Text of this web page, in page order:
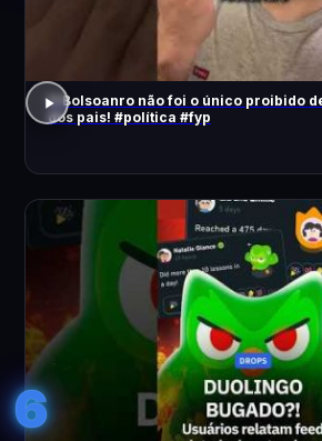
O Bolsoanro não foi o único proibido
dos pais! #política #fyp
6